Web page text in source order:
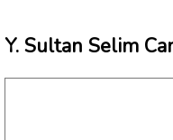
Y. Sultan Selim